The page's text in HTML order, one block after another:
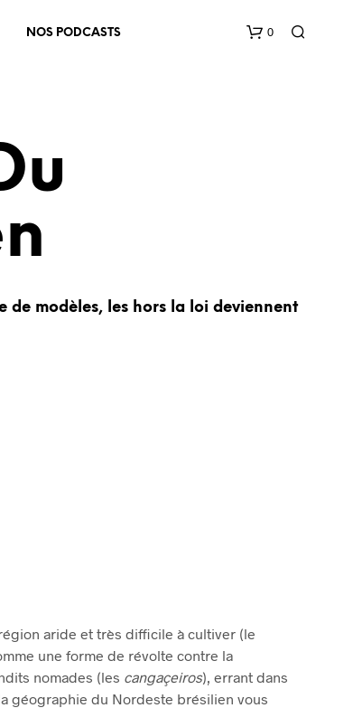
NOS PODCASTS 0
R
de modèles, les hors la loi deviennent
aride et très difficile à cultiver (le
une forme de révolte contre la
nomades (les cangaçeiros), errant dans
géographie du Nordeste brésilien vous